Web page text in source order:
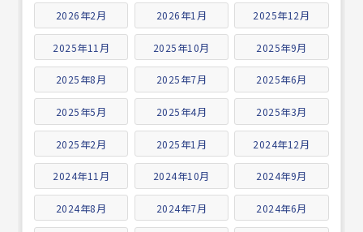
2026年2月 2026年1月 2025年12月
2025年11月 2025年10月 2025年9月
2025年8月 2025年7月 2025年6月
2025年5月 2025年4月 2025年3月
2025年2月 2025年1月 2024年12月
2024年11月 2024年10月 2024年9月
2024年8月 2024年7月 2024年6月